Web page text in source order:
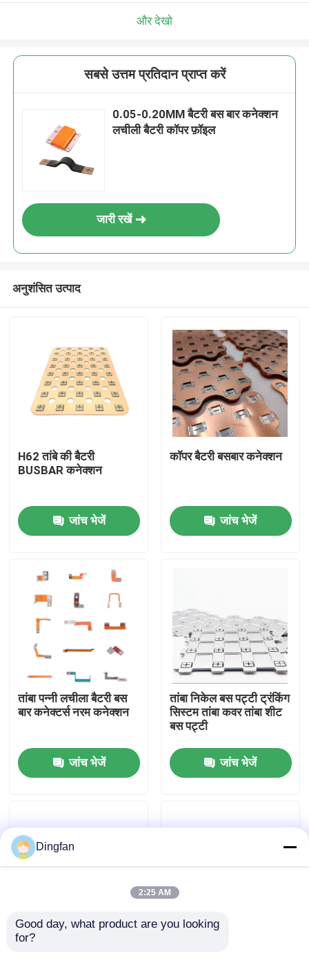
उत्पादों
हमारे बारे में
कारखाना भ्रमण
संपर्क करें
समाचार
एक उद्धरण की विनती करे
और देखो
सबसे उत्तम प्रतिदान प्राप्त करें
0.05-0.20MM बैटरी बस बार कनेक्शन
लचीली बैटरी कॉपर फ़ॉइल
जारी रखें
अनुशंसित उत्पाद
H62 तांबे की बैटरी
BUSBAR कनेक्शन
जांच भेजें
कॉपर बैटरी बसबार कनेक्शन
जांच भेजें
तांबा पन्नी लचीला बैटरी बस
बार कनेक्टर्स नरम कनेक्शन
जांच भेजें
तांबा निकेल बस पट्टी ट्रंकिंग
सिस्टम तांबा कवर तांबा शीट
बस पट्टी
जांच भेजें
लौ retardant गर्मी संकुचित
Dingfan
2:25 AM
Good day, what product are you looking
for?